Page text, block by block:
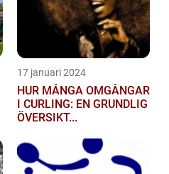
17 januari 2024
HUR MÅNGA OMGÅNGAR
I CURLING: EN GRUNDLIG
ÖVERSIKT...